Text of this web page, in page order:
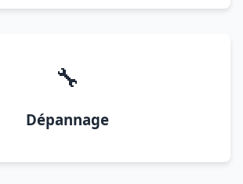
🔧
Dépannage